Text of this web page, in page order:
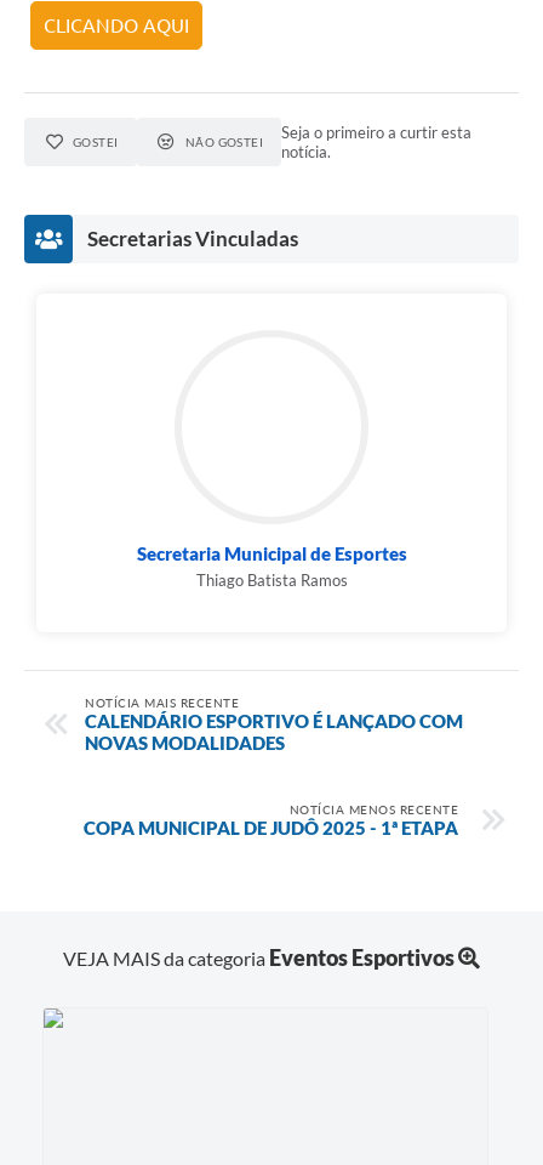
CLICANDO AQUI
GOSTEI NÃO GOSTEI
Seja o primeiro a curtir esta
notícia.
Secretarias Vinculadas
Secretaria Municipal de Esportes
Thiago Batista Ramos
NOTÍCIA MAIS RECENTE
CALENDÁRIO ESPORTIVO É LANÇADO COM
NOVAS MODALIDADES
NOTÍCIA MENOS RECENTE
COPA MUNICIPAL DE JUDÔ 2025 - 1ª ETAPA
VEJA MAIS da categoria Eventos Esportivos